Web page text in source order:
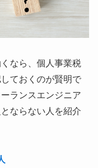
なら、個人事業税
ておくのが賢明で
ランスエンジニア
ならない人を紹介